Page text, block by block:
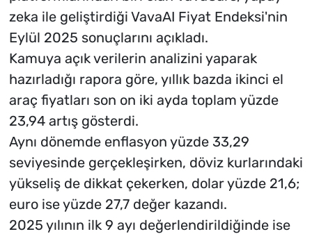
zeka ile geliştirdiği VavaAI Fiyat Endeksi'nin
Eylül 2025 sonuçlarını açıkladı.
Kamuya açık verilerin analizini yaparak
hazırladığı rapora göre, yıllık bazda ikinci el
araç fiyatları son on iki ayda toplam yüzde
23,94 artış gösterdi.
Aynı dönemde enflasyon yüzde 33,29
seviyesinde gerçekleşirken, döviz kurlarındaki
yükseliş de dikkat çekerken, dolar yüzde 21,6;
euro ise yüzde 27,7 değer kazandı.
2025 yılının ilk 9 ayı değerlendirildiğinde ise